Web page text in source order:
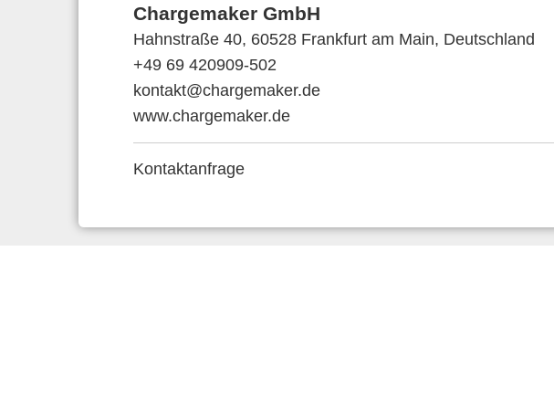
Chargemaker GmbH
Hahnstraße 40, 60528 Frankfurt am Main, Deutschland
+49 69 420909-502
kontakt@chargemaker.de
www.chargemaker.de
Kontaktanfrage